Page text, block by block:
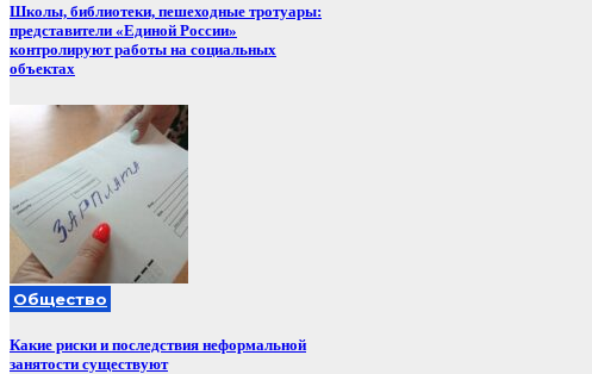
Школы, библиотеки, пешеходные тротуары:
представители «Единой России»
контролируют работы на социальных
объектах
Общество
Какие риски и последствия неформальной
занятости существуют